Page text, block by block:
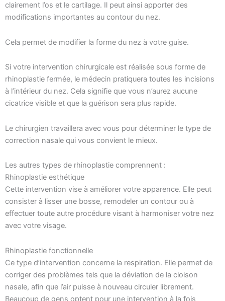
clairement l’os et le cartilage. Il peut ainsi apporter des
modifications importantes au contour du nez.
Cela permet de modifier la forme du nez à votre guise.
Si votre intervention chirurgicale est réalisée sous forme de
rhinoplastie fermée, le médecin pratiquera toutes les incisions
à l’intérieur du nez. Cela signifie que vous n’aurez aucune
cicatrice visible et que la guérison sera plus rapide.
Le chirurgien travaillera avec vous pour déterminer le type de
correction nasale qui vous convient le mieux.
Les autres types de rhinoplastie comprennent :
Rhinoplastie esthétique
Cette intervention vise à améliorer votre apparence. Elle peut
consister à lisser une bosse, remodeler un contour ou à
effectuer toute autre procédure visant à harmoniser votre nez
avec votre visage.
Rhinoplastie fonctionnelle
Ce type d’intervention concerne la respiration. Elle permet de
corriger des problèmes tels que la déviation de la cloison
nasale, afin que l’air puisse à nouveau circuler librement.
Beaucoup de gens optent pour une intervention à la fois